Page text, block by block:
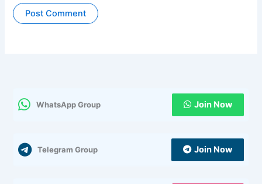
WhatsApp Group Join Now
Telegram Group Join Now